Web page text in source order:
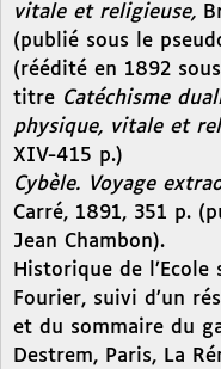
vitale et religieuse,
(publié sous le
(réédité en 1892
titre Catéchisme
physique, vitale et
XIV-415 p.)
Cybèle. Voyage
Carré, 1891, 351 p.
Jean Chambon).
Historique de
Fourier, suivi d’un
et du sommaire du
Destrem, Paris, La